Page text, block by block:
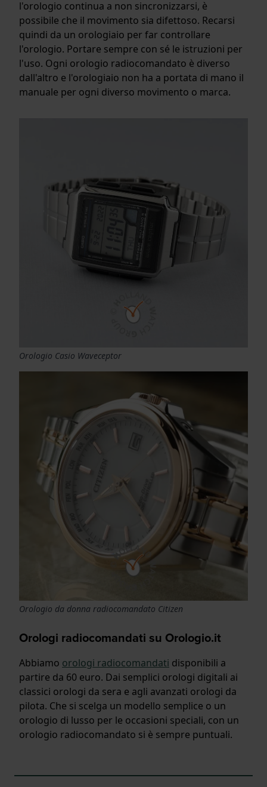
l'orologio continua a non sincronizzarsi, è
possibile che il movimento sia difettoso. Recarsi
quindi da un orologiaio per far controllare
l'orologio. Portare sempre con sé le istruzioni per
l'uso. Ogni orologio radiocomandato è diverso
dall'altro e l'orologiaio non ha a portata di mano il
manuale per ogni diverso movimento o marca.
Orologio Casio Waveceptor
Orologio da donna radiocomandato Citizen
Orologi radiocomandati su Orologio.it
Abbiamo orologi radiocomandati disponibili a
partire da 60 euro. Dai semplici orologi digitali ai
classici orologi da sera e agli avanzati orologi da
pilota. Che si scelga un modello semplice o un
orologio di lusso per le occasioni speciali, con un
orologio radiocomandato si è sempre puntuali.